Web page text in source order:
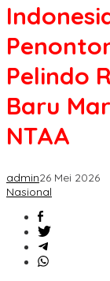
Pelindo
Baru
NTAA
admin26 Mei 2026
Nasional